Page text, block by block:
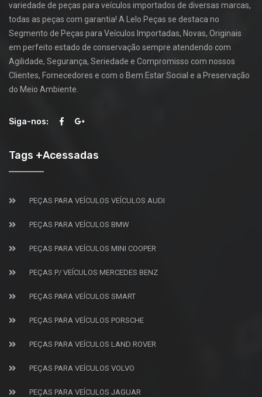
variedade de peças para veículos importados de diversas marcas,
todas as peças com garantia! A Lelo Peças se destaca no
Segmento de Peças para Veículos Importadas, Novas, Originais
em perfeito estado de conservação sempre atendendo com
Agilidade, Segurança, Seriedade e Compromisso com nossos
Clientes, Fornecedores e com o Bem Estar Social e a Preservação
do Meio Ambiente.
Siga-nos:
Tags +Acessadas
PEÇAS PARA VEÍCULOS VEÍCULOS AUDI
PEÇAS PARA VEÍCULOS BMW
PEÇAS PARA VEÍCULOS MINI COOPER
PEÇAS P/ VEÍCULOS MERCEDES BENZ
PEÇAS PARA VEÍCULOS SMART
PEÇAS PARA VEÍCULOS PORSCHE
PEÇAS PARA VEÍCULOS LAND ROVER
PEÇAS PARA VEÍCULOS VOLVO
PEÇAS PARA VEÍCULOS JAGUAR